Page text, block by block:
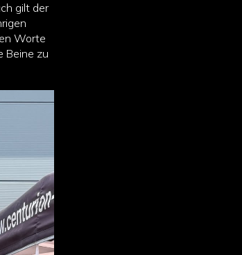
gilt der
Worte
Beine zu